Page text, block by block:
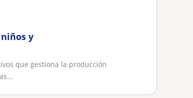
y
que gestiona la producción